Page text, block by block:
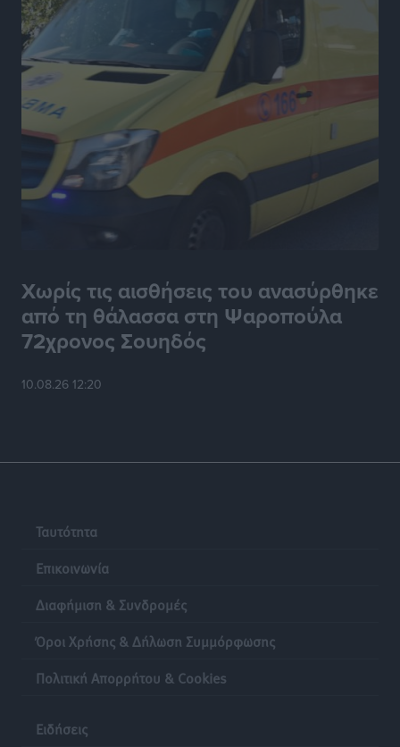
Χωρίς τις αισθήσεις του ανασύρθηκε
από τη θάλασσα στη Ψαροπούλα
72χρονος Σουηδός
10.08.26 12:20
Ταυτότητα
Επικοινωνία
Διαφήμιση & Συνδρομές
Όροι Χρήσης & Δήλωση Συμμόρφωσης
Πολιτική Απορρήτου & Cookies
Ειδήσεις